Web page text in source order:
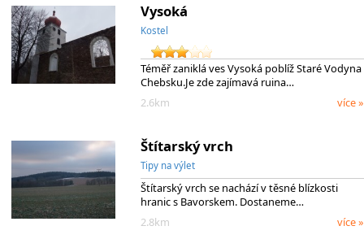
Vysoká
Kostel
Téměř zaniklá ves Vysoká poblíž Staré Vodyna
Chebsku.Je zde zajímavá ruina…
2.6km
více »
Štítarský vrch
Tipy na výlet
Štítarský vrch se nachází v těsné blízkosti
hranic s Bavorskem. Dostaneme…
2.8km
více »